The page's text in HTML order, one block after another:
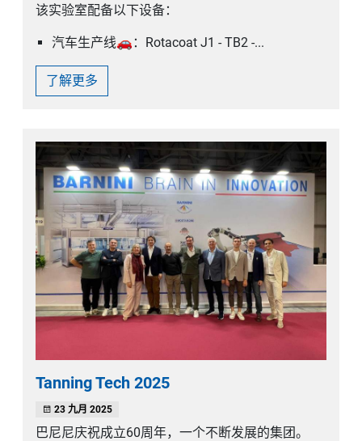
该实验室配备以下设备：
汽车生产线🚗：Rotacoat J1 - TB2 -...
了解更多
Tanning Tech 2025
23 九月 2025
巴尼尼庆祝成立60周年，一个不断发展的集团。